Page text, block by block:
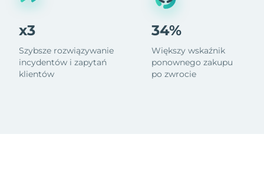
x3
Szybsze rozwiązywanie
incydentów i zapytań
klientów
34%
Większy wskaźnik
ponownego zakupu
po zwrocie